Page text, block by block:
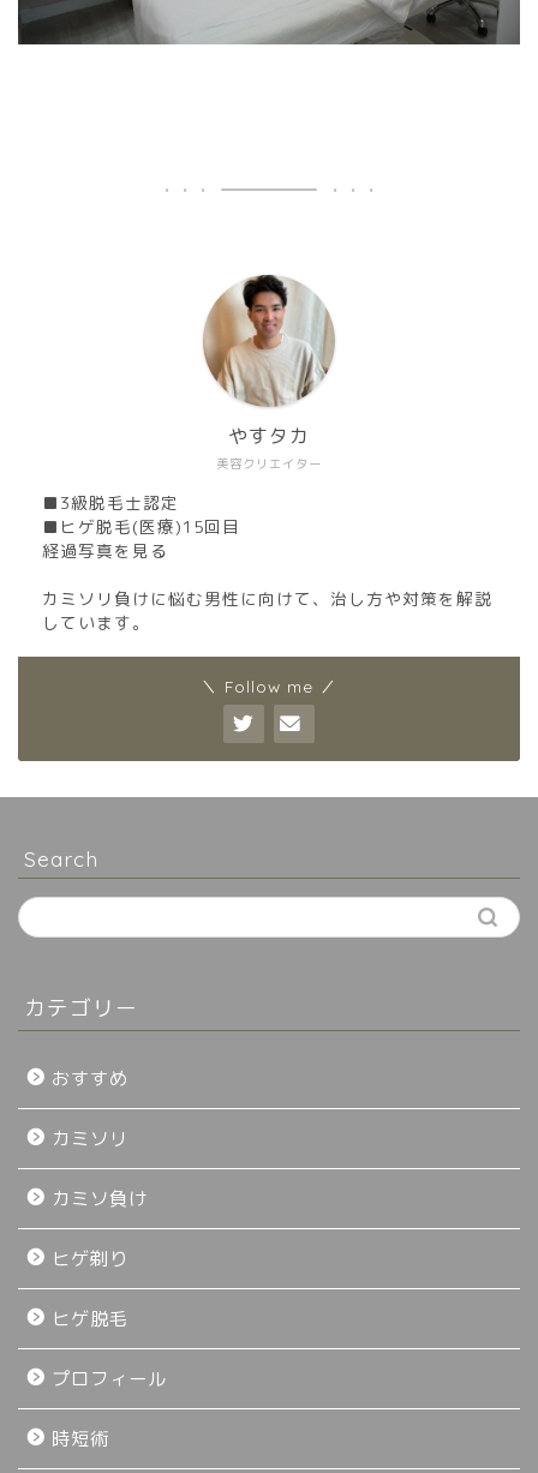
美容クリエイター
やすタカ
■3級脱毛士認定
■ヒゲ脱毛(医療)15回目
経過写真を見る
カミソリ負けに悩む男性に向けて、治し方や対策を解説
しています。
＼ Follow me ／
Search
カテゴリー
おすすめ
カミソリ
カミソ負け
ヒゲ剃り
ヒゲ脱毛
プロフィール
時短術